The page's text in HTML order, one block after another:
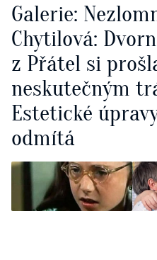
Galerie:
Chytilová:
z Přátel si
neskutečným
Estetické
odmítá